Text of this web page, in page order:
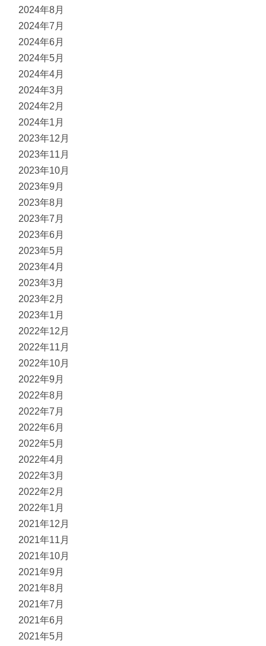
2024年8月
2024年7月
2024年6月
2024年5月
2024年4月
2024年3月
2024年2月
2024年1月
2023年12月
2023年11月
2023年10月
2023年9月
2023年8月
2023年7月
2023年6月
2023年5月
2023年4月
2023年3月
2023年2月
2023年1月
2022年12月
2022年11月
2022年10月
2022年9月
2022年8月
2022年7月
2022年6月
2022年5月
2022年4月
2022年3月
2022年2月
2022年1月
2021年12月
2021年11月
2021年10月
2021年9月
2021年8月
2021年7月
2021年6月
2021年5月